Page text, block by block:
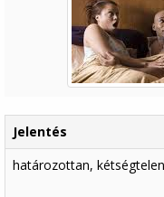
Jelentés
határozottan,